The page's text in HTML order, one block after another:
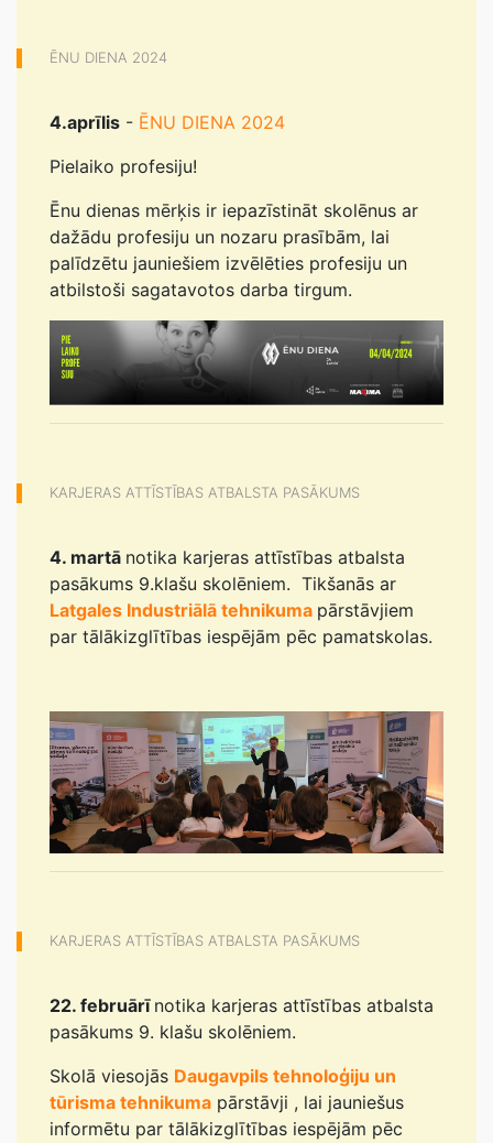
ĒNU DIENA 2024
4.aprīlis - ĒNU DIENA 2024
Pielaiko profesiju!
Ēnu dienas mērķis ir iepazīstināt skolēnus ar
dažādu profesiju un nozaru prasībām, lai
palīdzētu jauniešiem izvēlēties profesiju un
atbilstoši sagatavotos darba tirgum.
KARJERAS ATTĪSTĪBAS ATBALSTA PASĀKUMS
4. martā notika karjeras attīstības atbalsta
pasākums 9.klašu skolēniem. Tikšanās ar
Latgales Industriālā tehnikuma pārstāvjiem
par tālākizglītības iespējām pēc pamatskolas.
KARJERAS ATTĪSTĪBAS ATBALSTA PASĀKUMS
22. februārī notika karjeras attīstības atbalsta
pasākums 9. klašu skolēniem.
Skolā viesojās Daugavpils tehnoloģiju un
tūrisma tehnikuma pārstāvji , lai jauniešus
informētu par tālākizglītības iespējām pēc